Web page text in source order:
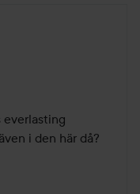
everlasting
i den här då?